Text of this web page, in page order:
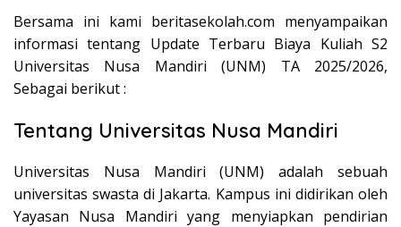
Bersama ini kami beritasekolah.com menyampaikan
informasi tentang Update Terbaru Biaya Kuliah S2
Universitas Nusa Mandiri (UNM) TA 2025/2026,
Sebagai berikut :
Tentang Universitas Nusa Mandiri
Universitas Nusa Mandiri (UNM) adalah sebuah
universitas swasta di Jakarta. Kampus ini didirikan oleh
Yayasan Nusa Mandiri yang menyiapkan pendirian